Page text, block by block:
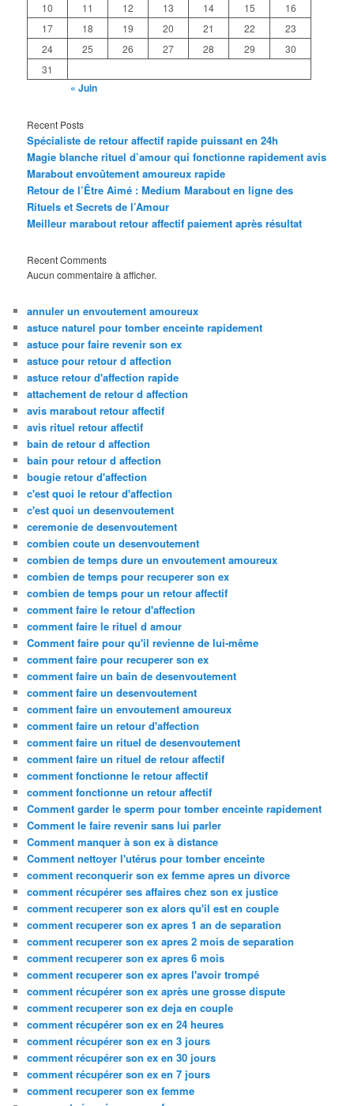
10
11 12 13 14 15
16
17
18 19 20 21 22
23
24
25 26 27 28 29
30
31
« Juin
Recent Posts
Spécialiste de retour affectif rapide puissant en 24h
Magie blanche rituel d’amour qui fonctionne rapidement avis
Marabout envoûtement amoureux rapide
Retour de l’Être Aimé : Medium Marabout en ligne des
Rituels et Secrets de l’Amour
Meilleur marabout retour affectif paiement après résultat
Recent Comments
Aucun commentaire à afficher.
annuler un envoutement amoureux
astuce naturel pour tomber enceinte rapidement
astuce pour faire revenir son ex
astuce pour retour d affection
astuce retour d'affection rapide
attachement de retour d affection
avis marabout retour affectif
avis rituel retour affectif
bain de retour d affection
bain pour retour d affection
bougie retour d'affection
c'est quoi le retour d'affection
c'est quoi un desenvoutement
ceremonie de desenvoutement
combien coute un desenvoutement
combien de temps dure un envoutement amoureux
combien de temps pour recuperer son ex
combien de temps pour un retour affectif
comment faire le retour d'affection
comment faire le rituel d amour
Comment faire pour qu'il revienne de lui-même
comment faire pour recuperer son ex
comment faire un bain de desenvoutement
comment faire un desenvoutement
comment faire un envoutement amoureux
comment faire un retour d'affection
comment faire un rituel de desenvoutement
comment faire un rituel de retour affectif
comment fonctionne le retour affectif
comment fonctionne un retour affectif
Comment garder le sperm pour tomber enceinte rapidement
Comment le faire revenir sans lui parler
Comment manquer à son ex à distance
Comment nettoyer l'utérus pour tomber enceinte
comment reconquerir son ex femme apres un divorce
comment récupérer ses affaires chez son ex justice
comment recuperer son ex alors qu'il est en couple
comment recuperer son ex apres 1 an de separation
comment recuperer son ex apres 2 mois de separation
comment recuperer son ex apres 6 mois
comment recuperer son ex apres l'avoir trompé
comment récupérer son ex après une grosse dispute
comment recuperer son ex deja en couple
comment récupérer son ex en 24 heures
comment récupérer son ex en 3 jours
comment récupérer son ex en 30 jours
comment récupérer son ex en 7 jours
comment recuperer son ex femme